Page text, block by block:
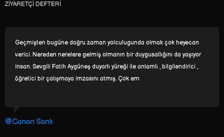
ZIYARETÇI DEFTERI
Aslinda Dunya'ya gelisimiz ile basliyor yolculugumuz...ilk bakis ile kalbe,
ilk adım ile yollara, ilk aşk ile maceralara... Hayallerimiz ile, merakimiz
ile acilir kapilari yolculuklarimizin.. Menzilde hep yeni birseyler vardir,
gorsek de goremese
@Ayse Baris Soner